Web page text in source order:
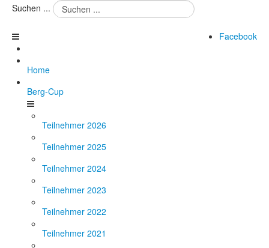
Suchen ...
Facebook
Home
Berg-Cup
Teilnehmer 2026
Teilnehmer 2025
Teilnehmer 2024
Teilnehmer 2023
Teilnehmer 2022
Teilnehmer 2021